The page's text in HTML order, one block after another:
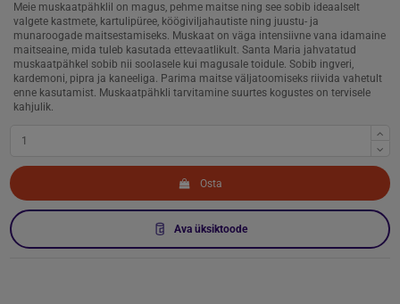
Meie muskaatpähklil on magus, pehme maitse ning see sobib ideaalselt
valgete kastmete, kartulipüree, köögiviljahautiste ning juustu- ja
munaroogade maitsestamiseks. Muskaat on väga intensiivne vana idamaine
maitseaine, mida tuleb kasutada ettevaatlikult. Santa Maria jahvatatud
muskaatpähkel sobib nii soolasele kui magusale toidule. Sobib ingveri,
kardemoni, pipra ja kaneeliga. Parima maitse väljatoomiseks riivida vahetult
enne kasutamist. Muskaatpähkli tarvitamine suurtes kogustes on tervisele
kahjulik.
Osta
Ava üksiktoode